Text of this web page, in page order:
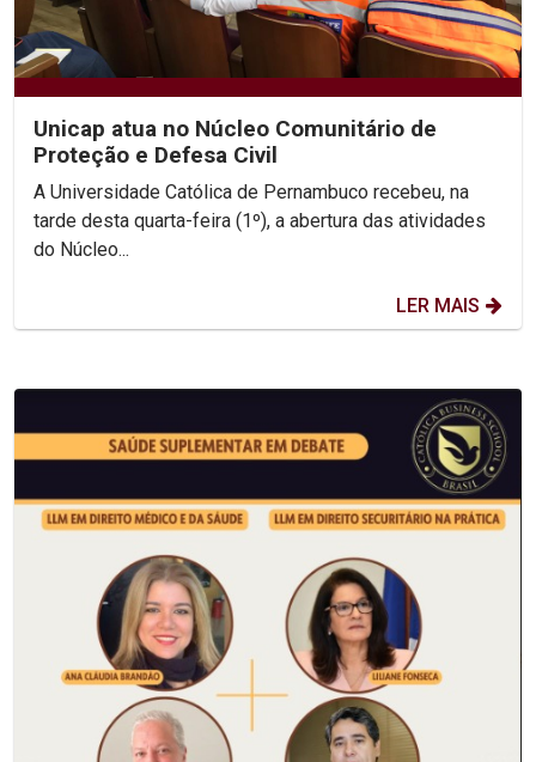
Unicap atua no Núcleo Comunitário de
Proteção e Defesa Civil
A Universidade Católica de Pernambuco recebeu, na
tarde desta quarta-feira (1º), a abertura das atividades
do Núcleo...
LER MAIS